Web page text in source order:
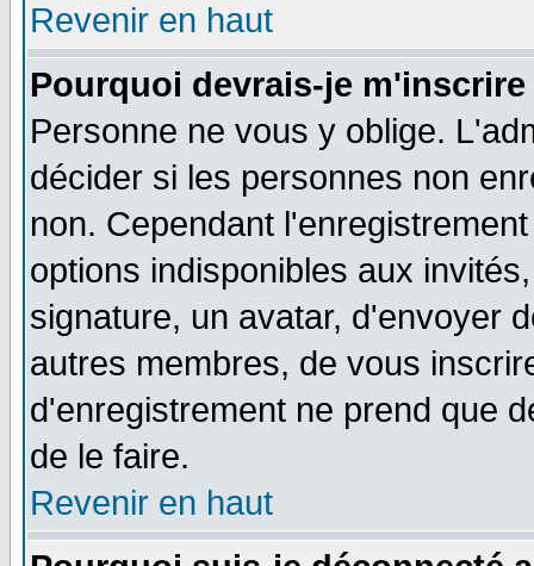
Revenir en haut
Pourquoi devrais-je
Personne ne vous y oblige.
décider si les personnes non
non. Cependant
options indisponibles aux
signature, un avatar, d'envoyer
autres membres, de vous
d'enregistrement ne prend que
de le faire.
Revenir en haut